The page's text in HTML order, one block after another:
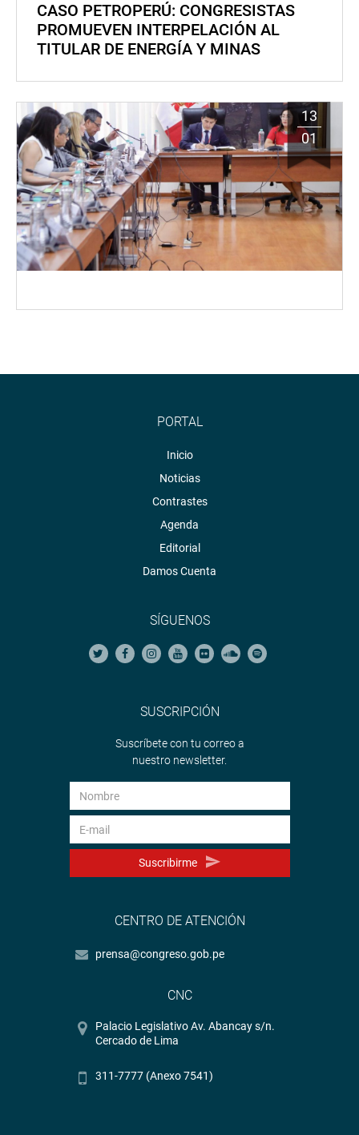
CASO PETROPERÚ: CONGRESISTAS
PROMUEVEN INTERPELACIÓN AL
TITULAR DE ENERGÍA Y MINAS
13
01
PORTAL
Inicio
Noticias
Contrastes
Agenda
Editorial
Damos Cuenta
SÍGUENOS
SUSCRIPCIÓN
Suscríbete con tu correo a
nuestro newsletter.
Suscribirme
CENTRO DE ATENCIÓN
prensa@congreso.gob.pe
CNC
Palacio Legislativo Av. Abancay s/n.
Cercado de Lima
311-7777 (Anexo 7541)